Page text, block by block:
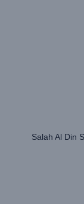
Salah Al Din